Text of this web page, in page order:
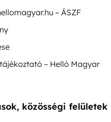
– ÁSZF
– Helló Magyar
közösségi felületek